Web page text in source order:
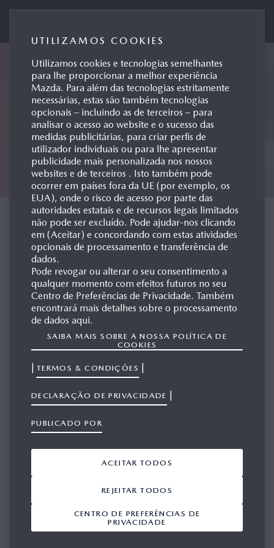
CONCEPT CARS
MAZDA6 MPS
MATERIAIS
RELACIONADOS
Mostrar 1-1 a partir de 1
ADICIONAR TUDO A PARTIR DO VIEWPORT
1/1
UTILIZAMOS COOKIES
Utilizamos cookies e tecnologias semelhantes
para lhe proporcionar a melhor experiência
Mazda. Para além das tecnologias estritamente
necessárias, estas são também tecnologias
opcionais – incluindo as de terceiros – para
analisar o acesso ao website e o sucesso das
medidas publicitárias, para criar perfis de
utilizador individuais ou para lhe apresentar
publicidade mais personalizada nos nossos
websites e de terceiros . Isto também pode
ocorrer em países fora da UE (por exemplo, os
EUA), onde o risco de acesso por parte das
autoridades estatais e de recursos legais limitados
não pode ser excluído. Pode ajudar-nos clicando
em (Aceitar) e concordando com estas atividades
opcionais de processamento e transferência de
dados.
Pode revogar ou alterar o seu consentimento a
qualquer momento com efeitos futuros no seu
Centro de Preferências de Privacidade. Também
encontrará mais detalhes sobre o processamento
de dados aqui.
SAIBA MAIS SOBRE A NOSSA POLÍTICA DE
COOKIES
| TERMOS & CONDIÇÕES |
DECLARAÇÃO DE PRIVACIDADE |
PUBLICADO POR
CENTRO DE PREFERÊNCIAS DE
PRIVACIDADE
REJEITAR TODOS
ACEITAR TODOS